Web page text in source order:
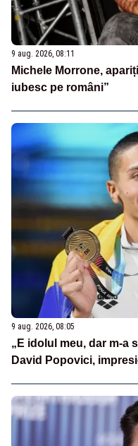
9 aug. 2026, 08:11
Michele Morrone,
iubesc pe români”
9 aug. 2026, 08:05
„E idolul meu, dar m-a
David Popovici,